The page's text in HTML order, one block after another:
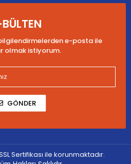
e-posta ile
olmak istiyorum.
GÖNDER
Sertifikası ile korunmaktadır.